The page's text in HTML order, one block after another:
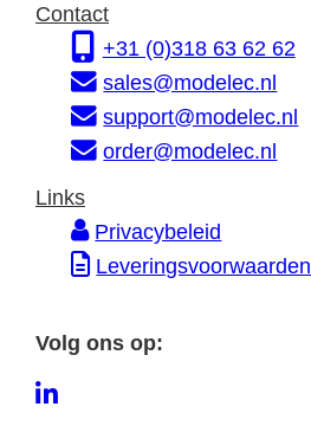
se
s
r
m
a
t
e
Contact
+31 (0)318 63 62 62
sales@modelec.nl
support@modelec.nl
order@modelec.nl
Links
Privacybeleid
Leveringsvoorwaarden
Volg ons op:
L